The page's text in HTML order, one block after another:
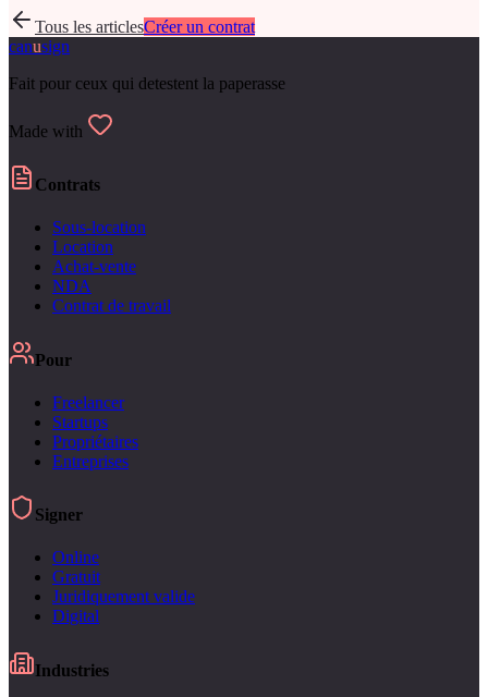
Tous les articlesCréer un contrat
canusign
Fait pour ceux qui detestent la paperasse
Made with
Contrats
Sous-location
Location
Achat-vente
NDA
Contrat de travail
Pour
Freelancer
Startups
Propriétaires
Entreprises
Signer
Online
Gratuit
Juridiquement valide
Digital
Industries